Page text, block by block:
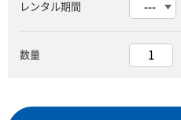
レンタル期間
数量